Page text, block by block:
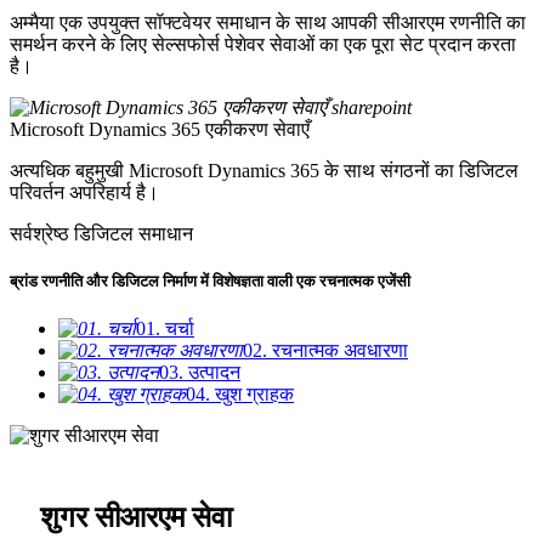
अम्मैया एक उपयुक्त सॉफ्टवेयर समाधान के साथ आपकी सीआरएम रणनीति का
समर्थन करने के लिए सेल्सफोर्स पेशेवर सेवाओं का एक पूरा सेट प्रदान करता
है।
Microsoft Dynamics 365 एकीकरण सेवाएँ
अत्यधिक बहुमुखी Microsoft Dynamics 365 के साथ संगठनों का डिजिटल
परिवर्तन अपरिहार्य है।
सर्वश्रेष्ठ डिजिटल समाधान
ब्रांड रणनीति और डिजिटल निर्माण में विशेषज्ञता वाली एक रचनात्मक एजेंसी
01. चर्चा
02. रचनात्मक अवधारणा
03. उत्पादन
04. खुश ग्राहक
शुगर सीआरएम सेवा